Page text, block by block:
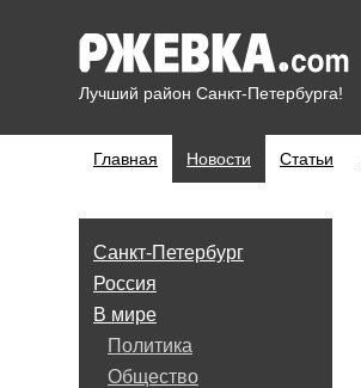
Лучший район Санкт-Петербурга!
Главная Новости Статьи
Санкт-Петербург
Россия
В мире
Политика
Общество